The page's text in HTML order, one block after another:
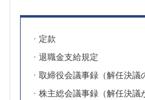
定款
退職金支給規定
取締役会議事録（解任決議
株主総会議事録（解任決議